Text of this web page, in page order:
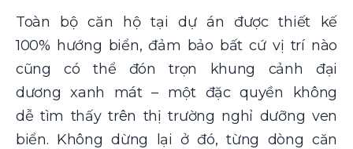
Toàn bộ căn hộ tại dự án được thiết kế
100% hướng biển, đảm bảo bất cứ vị trí nào
cũng có thể đón trọn khung cảnh đại
dương xanh mát – một đặc quyền không
dễ tìm thấy trên thị trường nghỉ dưỡng ven
biển. Không dừng lại ở đó, từng dòng căn